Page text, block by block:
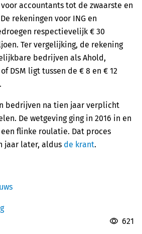
accountants tot de zwaarste en
rekeningen voor ING en
respectievelijk € 30
Ter vergelijking, de rekening
bedrijven als Ahold,
DSM ligt tussen de € 8 en € 12
bedrijven na tien jaar verplicht
De wetgeving ging in 2016 in en
flinke roulatie. Dat proces
jaar later, aldus de krant.
621